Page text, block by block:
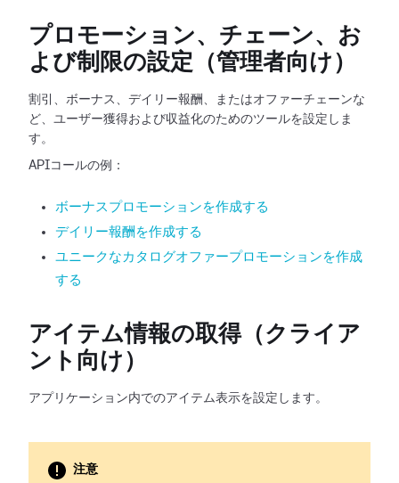
プロモーション、チェーン、お
よび制限の設定（管理者向け）
割引、ボーナス、デイリー報酬、またはオファーチェーンな
ど、ユーザー獲得および収益化のためのツールを設定しま
す。
APIコールの例：
ボーナスプロモーションを作成する
デイリー報酬を作成する
ユニークなカタログオファープロモーションを作成
する
アイテム情報の取得（クライア
ント向け）
アプリケーション内でのアイテム表示を設定します。
注意